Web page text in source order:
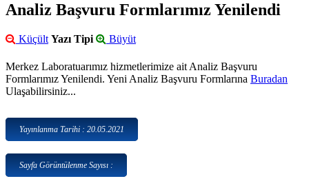
Analiz Başvuru Formlarımız Yenilendi
Küçült Yazı Tipi Büyüt
Merkez Laboratuarımız hizmetlerimize ait Analiz Başvuru
Formlarımız Yenilendi. Yeni Analiz Başvuru Formlarına Buradan
Ulaşabilirsiniz...
Yayınlanma Tarihi : 20.05.2021
Sayfa Görüntülenme Sayısı :